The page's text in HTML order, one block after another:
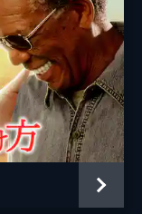
チャーリー・イアン
ジェイソン・ブレア
カヴィタ・パティル
デイミアン・チャゼル
デイミアン・チャゼル